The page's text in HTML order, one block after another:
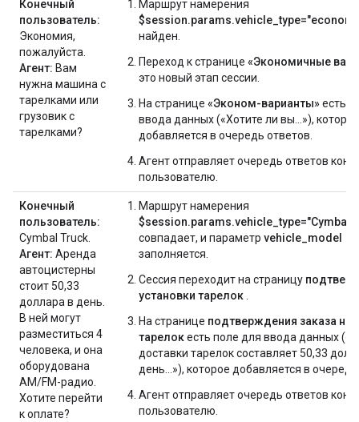
Конечный
пользователь:
Экономия,
пожалуйста.
Агент: Вам
нужна машина с
тарелками или
грузовик с
тарелками?
Маршрут намерения
найден.
Переход к странице «Экономичные
это новый этап сессии.
На странице «Эконом-варианты»есть
ввода данных («Хотите ли вы...»), которое
добавляется в очередь ответов.
Агент отправляет очередь ответов
пользователю.
Конечный
пользователь:
Cymbal Truck.
Агент: Аренда
автоцистерны
стоит 50,33
доллара в день.
В ней могут
разместиться 4
человека, и она
оборудована
AM/FM-радио.
Хотите перейти
к оплате?
Маршрут намерения
$session.params.vehicle_type="Cymbal
совпадает, и параметр vehicle_model
заполняется.
Сессия переходит на страницу
установки тарелок
На странице подтверждения заказа на
тарелокесть поле для ввода данных
доставки тарелок составляет 50,33
день...»), которое добавляется в
Агент отправляет очередь ответов
пользователю.